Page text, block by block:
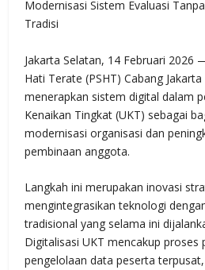
Modernisasi Sistem Evaluasi
Tradisi
Jakarta Selatan, 14 Februari 2026
Hati Terate (PSHT) Cabang
menerapkan sistem digital dalam
Kenaikan Tingkat (UKT) sebagai
modernisasi organisasi dan
pembinaan anggota.
Langkah ini merupakan inovasi
mengintegrasikan teknologi
tradisional yang selama ini
Digitalisasi UKT mencakup proses
pengelolaan data peserta